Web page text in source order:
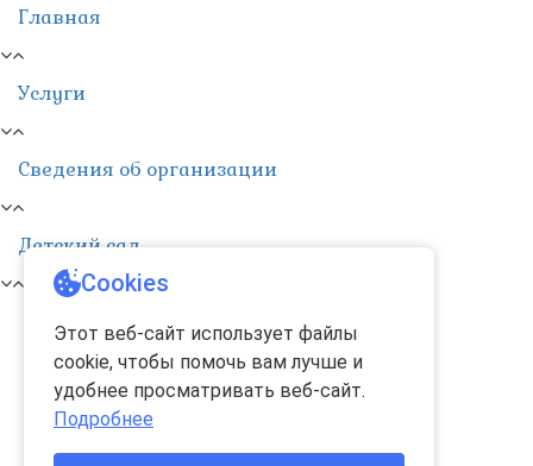
Главная
Услуги
Сведения об организации
Детский сад
Cookies
Этот веб-сайт использует файлы
cookie, чтобы помочь вам лучше и
удобнее просматривать веб-сайт.
Подробнее